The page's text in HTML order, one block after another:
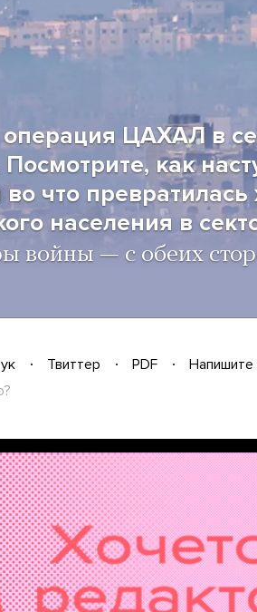
ЦАХАЛ в
Посмотрите, как
что
населения в
войны — с обеих
Твиттер PDF
Напишите